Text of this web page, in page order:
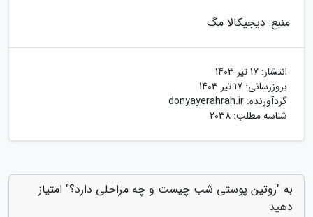
منبع: دیجیکالا مگ
انتشار: 17 تیر 1403
بروزرسانی: 17 تیر 1403
گردآورنده: donyayerahrah.ir
شناسه مطلب: 2038
به "روتین پوستی شب چیست و چه مراحلی دارد؟" امتیاز
دهید